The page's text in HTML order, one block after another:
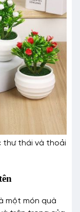
thư thái và thoải
một món quà